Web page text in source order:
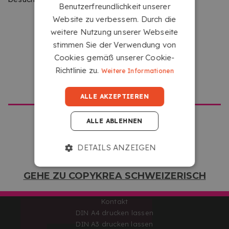
GEHE ZU COPYKREA USA
GEHE ZU COPYKREA SCHWEIZERISCH
Kundendienstzeiten
von 09:00 - 16:00 Uhr
eCommProjects Internet S.L.
C/Azorín 140
24010 León
Information
Über uns
Rechtlicher Hinweis
Produktions- und Versandmethoden
Zahlungsmethoden
Datenschutzrichtlinie
Cookie Richtlinien
Kontakt
DIN A4 drucken lassen
DIN A3 drucken lassen
Benutzerfreundlichkeit unserer
Website zu verbessern. Durch die
weitere Nutzung unserer Webseite
stimmen Sie der Verwendung von
Cookies gemäß unserer Cookie-
Richtlinie zu. Weitere Informationen
ALLE AKZEPTIEREN
ALLE ABLEHNEN
DETAILS ANZEIGEN